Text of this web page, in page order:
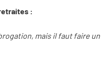
:
mais il faut faire